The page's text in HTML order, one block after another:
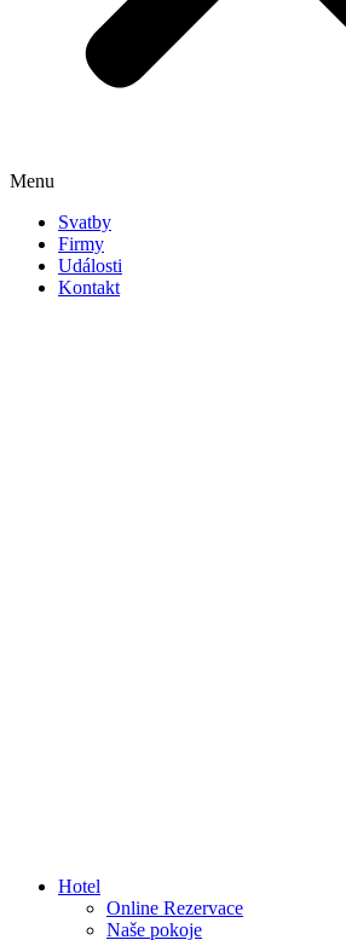
Menu
Svatby
Firmy
Události
Kontakt
Hotel
Online Rezervace
Naše pokoje